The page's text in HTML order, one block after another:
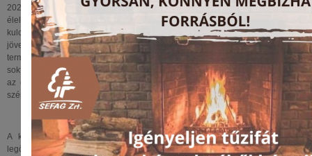
2025-ben az erdők és az élelmiszerek a nap témája, amely az erdők
élelmezésbiztonságban, táplálkozásban és megélhetésben betöltött
kulcsfontosságú szerepét ünnepli. Amellett, hogy élelmet, üzemanyagot,
jövedelmet és foglalkoztatást biztosítanak, az erdők támogatják a talaj
termékenységét, védik a vízkészleteket, és élőhelyeket kínálnak a biológiai
sokféleség számára, beleértve a létfontosságú beporzókat. Elengedhetetlenek
az erdőtől függő közösségek, különösen az őslakos népek túléléséhez, és
szén tárolásával hozzájárulnak az éghajlatváltozás mérsékléséhez.
A klímaváltozás korunk egyik legnagyobb környezeti kihívását jelenti. A
legösszetettebb földi életközösségnek számító erdőségek a klímaváltozás